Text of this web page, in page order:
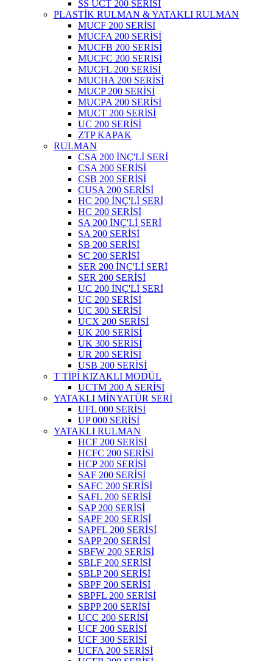
SS UCT 200 SERİSİ
PLASTİK RULMAN & YATAKLI RULMAN
MUCF 200 SERİSİ
MUCFA 200 SERİSİ
MUCFB 200 SERİSİ
MUCFC 200 SERİSİ
MUCFL 200 SERİSİ
MUCHA 200 SERİSİ
MUCP 200 SERİSİ
MUCPA 200 SERİSİ
MUCT 200 SERİSİ
UC 200 SERİSİ
ZTP KAPAK
RULMAN
CSA 200 İNÇ'Lİ SERİ
CSA 200 SERİSİ
CSB 200 SERİSİ
CUSA 200 SERİSİ
HC 200 İNÇ'Lİ SERİ
HC 200 SERİSİ
SA 200 İNÇ'Lİ SERİ
SA 200 SERİSİ
SB 200 SERİSİ
SC 200 SERİSİ
SER 200 İNÇ'Lİ SERİ
SER 200 SERİSİ
UC 200 İNÇ'Lİ SERİ
UC 200 SERİSİ
UC 300 SERİSİ
UCX 200 SERİSİ
UK 200 SERİSİ
UK 300 SERİSİ
UR 200 SERİSİ
USB 200 SERİSİ
T TİPİ KIZAKLI MODÜL
UCTM 200 A SERİSİ
YATAKLI MİNYATÜR SERİ
UFL 000 SERİSİ
UP 000 SERİSİ
YATAKLI RULMAN
HCF 200 SERİSİ
HCFC 200 SERİSİ
HCP 200 SERİSİ
SAF 200 SERİSİ
SAFC 200 SERİSİ
SAFL 200 SERİSİ
SAP 200 SERİSİ
SAPF 200 SERİSİ
SAPFL 200 SERİSİ
SAPP 200 SERİSİ
SBFW 200 SERİSİ
SBLF 200 SERİSİ
SBLP 200 SERİSİ
SBPF 200 SERİSİ
SBPFL 200 SERİSİ
SBPP 200 SERİSİ
UCC 200 SERİSİ
UCF 200 SERİSİ
UCF 300 SERİSİ
UCFA 200 SERİSİ